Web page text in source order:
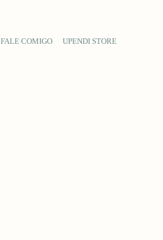
FALE COMIGO UPENDI STORE